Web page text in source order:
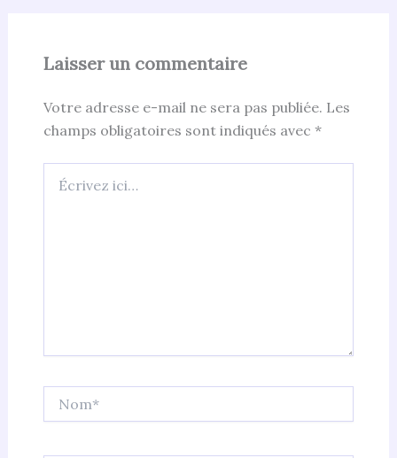
Laisser un commentaire
Votre adresse e-mail ne sera pas publiée. Les
champs obligatoires sont indiqués avec *
ici…